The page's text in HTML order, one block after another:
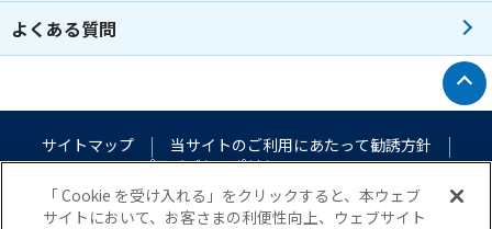
よくある質問
サイトマップ 当サイトのご利用にあたって勧誘方針
プライバシーポリシー
（個人情報のお取扱いについて）
「 Cookie を受け入れる」をクリックすると、本ウェブ
サイトにおいて、お客さまの利便性向上、ウェブサイト